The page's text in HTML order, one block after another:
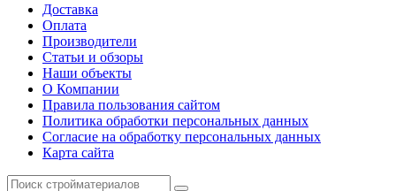
Доставка
Оплата
Производители
Статьи и обзоры
Наши объекты
О Компании
Правила пользования сайтом
Политика обработки персональных данных
Согласие на обработку персональных данных
Карта сайта